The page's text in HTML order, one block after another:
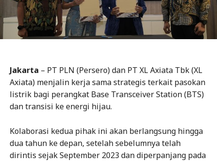
Jakarta – PT PLN (Persero) dan PT XL Axiata Tbk (XL
Axiata) menjalin kerja sama strategis terkait pasokan
listrik bagi perangkat Base Transceiver Station (BTS)
dan transisi ke energi hijau.
Kolaborasi kedua pihak ini akan berlangsung hingga
dua tahun ke depan, setelah sebelumnya telah
dirintis sejak September 2023 dan diperpanjang pada